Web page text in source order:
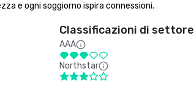
e ogni soggiorno ispira connessioni.
Classificazioni di settore
AAA
Northstar